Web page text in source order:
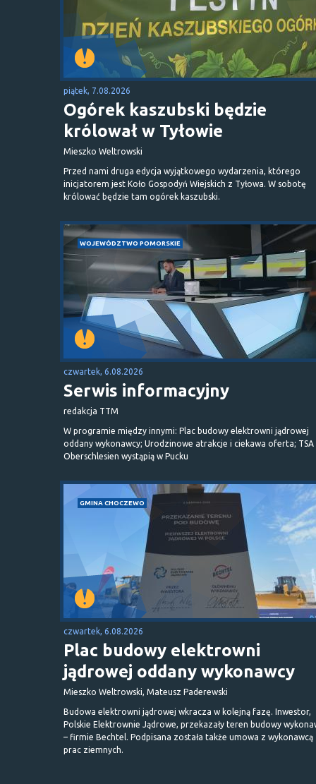
piątek, 7.08.2026
Ogórek kaszubski będzie
królował w Tyłowie
Mieszko Weltrowski
Przed nami druga edycja wyjątkowego wydarzenia, którego
inicjatorem jest Koło Gospodyń Wiejskich z Tyłowa. W sobotę
królować będzie tam ogórek kaszubski.
WOJEWÓDZTWO POMORSKIE
czwartek, 6.08.2026
Serwis informacyjny
redakcja TTM
W programie między innymi: Plac budowy elektrowni jądrowej
oddany wykonawcy; Urodzinowe atrakcje i ciekawa oferta; TSA
Oberschlesien wystąpią w Pucku
GMINA CHOCZEWO
czwartek, 6.08.2026
Plac budowy elektrowni
jądrowej oddany wykonawcy
Mieszko Weltrowski, Mateusz Paderewski
Budowa elektrowni jądrowej wkracza w kolejną fazę. Inwestor,
Polskie Elektrownie Jądrowe, przekazały teren budowy
– firmie Bechtel. Podpisana została także umowa z wykonawcą
prac ziemnych.